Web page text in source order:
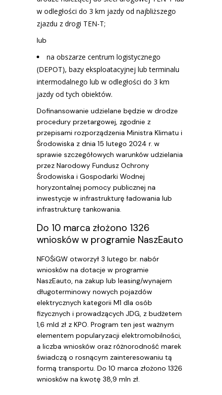
w odległości do 3 km jazdy od najbliższego
zjazdu z drogi TEN-T;
lub
na obszarze centrum logistycznego
(DEPOT), bazy eksploatacyjnej lub terminalu
intermodalnego lub w odległości do 3 km
jazdy od tych obiektów.
Dofinansowanie udzielane będzie w drodze
procedury przetargowej, zgodnie z
przepisami rozporządzenia Ministra Klimatu i
Środowiska z dnia 15 lutego 2024 r. w
sprawie szczegółowych warunków udzielania
przez Narodowy Fundusz Ochrony
Środowiska i Gospodarki Wodnej
horyzontalnej pomocy publicznej na
inwestycje w infrastrukturę ładowania lub
infrastrukturę tankowania.
Do 10 marca złożono 1326
wniosków w programie NaszEauto
NFOŚiGW otworzył 3 lutego br. nabór
wniosków na dotacje w programie
NaszEauto, na zakup lub leasing/wynajem
długoterminowy nowych pojazdów
elektrycznych kategorii M1 dla osób
fizycznych i prowadzących JDG, z budżetem
1,6 mld zł z KPO. Program ten jest ważnym
elementem popularyzacji elektromobilności,
a liczba wniosków oraz różnorodność marek
świadczą o rosnącym zainteresowaniu tą
formą transportu. Do 10 marca złożono 1326
wniosków na kwotę 38,9 mln zł.